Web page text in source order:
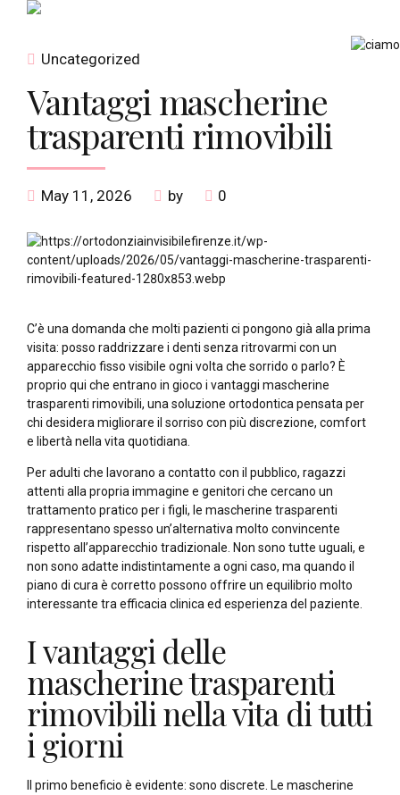
Uncategorized
Vantaggi mascherine
trasparenti rimovibili
May 11, 2026 by 0
C’è una domanda che molti pazienti ci pongono già alla prima
visita: posso raddrizzare i denti senza ritrovarmi con un
apparecchio fisso visibile ogni volta che sorrido o parlo? È
proprio qui che entrano in gioco i vantaggi mascherine
trasparenti rimovibili, una soluzione ortodontica pensata per
chi desidera migliorare il sorriso con più discrezione, comfort
e libertà nella vita quotidiana.
Per adulti che lavorano a contatto con il pubblico, ragazzi
attenti alla propria immagine e genitori che cercano un
trattamento pratico per i figli, le mascherine trasparenti
rappresentano spesso un’alternativa molto convincente
rispetto all’apparecchio tradizionale. Non sono tutte uguali, e
non sono adatte indistintamente a ogni caso, ma quando il
piano di cura è corretto possono offrire un equilibrio molto
interessante tra efficacia clinica ed esperienza del paziente.
I vantaggi delle
mascherine trasparenti
rimovibili nella vita di tutti
i giorni
Il primo beneficio è evidente: sono discrete. Le mascherine